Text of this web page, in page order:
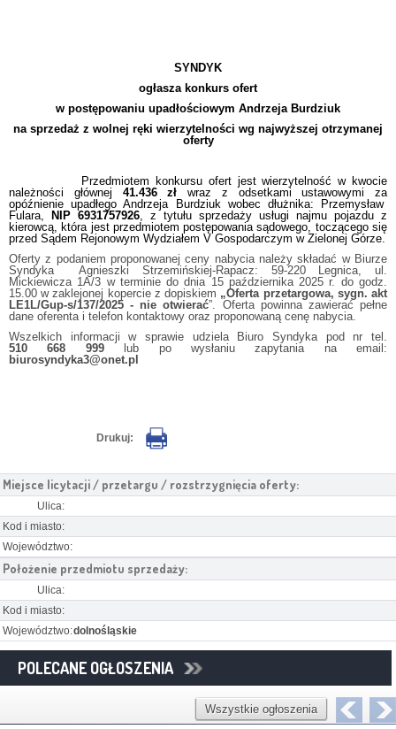
SYNDYK
ogłasza konkurs ofert
w postępowaniu upadłościowym Andrzeja Burdziuk
na sprzedaż z wolnej ręki wierzytelności wg najwyższej otrzymanej
oferty
Przedmiotem konkursu ofert jest wierzytelność w kwocie
należności głównej 41.436 zł wraz z odsetkami ustawowymi za
opóźnienie upadłego Andrzeja Burdziuk wobec dłużnika: Przemysław
Fulara, NIP 6931757926 , z tytułu sprzedaży usługi najmu pojazdu z
kierowcą, która jest przedmiotem postępowania sądowego, toczącego się
przed Sądem Rejonowym Wydziałem V Gospodarczym w Zielonej Górze.
Oferty z podaniem proponowanej ceny nabycia należy składać w Biurze
Syndyka Agnieszki Strzemińskiej-Rapacz: 59-220 Legnica, ul.
Mickiewicza 1A/3 w terminie do dnia 15 października 2025 r. do godz.
15.00 w zaklejonej kopercie z dopiskiem „Oferta przetargowa, sygn. akt
LE1L/Gup-s/137/2025 - nie otwierać”. Oferta powinna zawierać pełne
dane oferenta i telefon kontaktowy oraz proponowaną cenę nabycia.
Wszelkich informacji w sprawie udziela Biuro Syndyka pod nr tel.
510 668 999lub po wysłaniu zapytania na email:
biurosyndyka3@onet.pl
Drukuj:
Miejsce licytacji / przetargu / rozstrzygnięcia oferty:
Ulica:
Kod i miasto:
Województwo:
Położenie przedmiotu sprzedaży:
Ulica:
Kod i miasto:
Województwo:dolnośląskie
POLECANE OGŁOSZENIA
Wszystkie ogłoszenia